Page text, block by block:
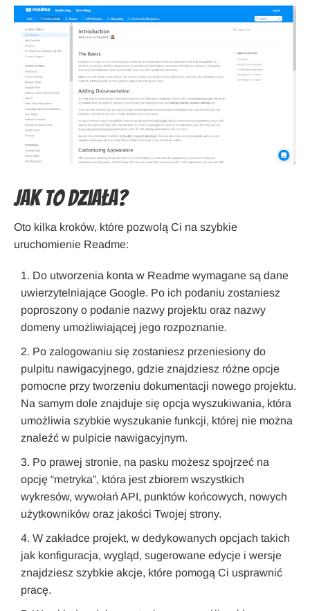
Jak to działa?
Oto kilka kroków, które pozwolą Ci na szybkie
uruchomienie Readme:
Do utworzenia konta w Readme wymagane są dane
uwierzytelniające Google. Po ich podaniu zostaniesz
poproszony o podanie nazwy projektu oraz nazwy
domeny umożliwiającej jego rozpoznanie.
Po zalogowaniu się zostaniesz przeniesiony do
pulpitu nawigacyjnego, gdzie znajdziesz różne opcje
pomocne przy tworzeniu dokumentacji nowego projektu.
Na samym dole znajduje się opcja wyszukiwania, która
umożliwia szybkie wyszukanie funkcji, której nie można
znaleźć w pulpicie nawigacyjnym.
Po prawej stronie, na pasku możesz spojrzeć na
opcję “metryka”, która jest zbiorem wszystkich
wykresów, wywołań API, punktów końcowych, nowych
użytkowników oraz jakości Twojej strony.
W zakładce projekt, w dedykowanych opcjach takich
jak konfiguracja, wygląd, sugerowane edycje i wersje
znajdziesz szybkie akcje, które pomogą Ci usprawnić
pracę.